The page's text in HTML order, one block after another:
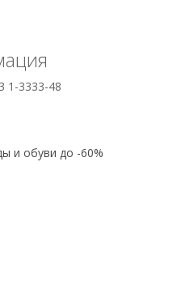
1-3333-48
и обуви до -60%